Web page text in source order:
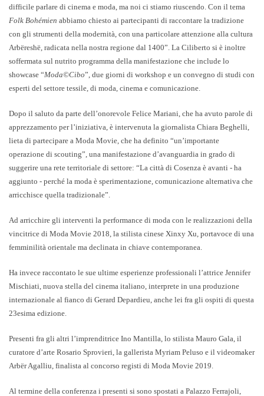
difficile parlare di cinema e moda, ma noi ci stiamo riuscendo. Con il tema
Folk Bohémien abbiamo chiesto ai partecipanti di raccontare la tradizione
con gli strumenti della modernità, con una particolare attenzione alla cultura
Arbëreshë, radicata nella nostra regione dal 1400”. La Ciliberto si è inoltre
soffermata sul nutrito programma della manifestazione che include lo
showcase “Moda©Cibo”, due giorni di workshop e un convegno di studi con
esperti del settore tessile, di moda, cinema e comunicazione.
Dopo il saluto da parte dell’onorevole Felice Mariani , che ha avuto parole di
apprezzamento per l’iniziativa, è intervenuta la giornalista Chiara Beghelli,
lieta di partecipare a Moda Movie, che ha definito “un’importante
operazione di scouting”, una manifestazione d’avanguardia in grado di
suggerire una rete territoriale di settore: “La città di Cosenza è avanti - ha
aggiunto - perché la moda è sperimentazione, comunicazione alternativa che
arricchisce quella tradizionale”.
Ad arricchire gli interventi la performance di moda con le realizzazioni della
vincitrice di Moda Movie 2018, la stilista cinese Xinxy Xu , portavoce di una
femminilità orientale ma declinata in chiave contemporanea.
Ha invece raccontato le sue ultime esperienze professionali l’attrice Jennifer
Mischiati, nuova stella del cinema italiano, interprete in una produzione
internazionale al fianco di Gerard Depardieu, anche lei fra gli ospiti di questa
23esima edizione.
Presenti fra gli altri l’imprenditrice Ino Mantilla, lo stilista Mauro Gala, il
curatore d’arte Rosario Sprovieri, la gallerista Myriam Peluso e il videomaker
Arbër Agalliu, finalista al concorso registi di Moda Movie 2019
Al termine della conferenza i presenti si sono spostati a Palazzo Ferrajoli,